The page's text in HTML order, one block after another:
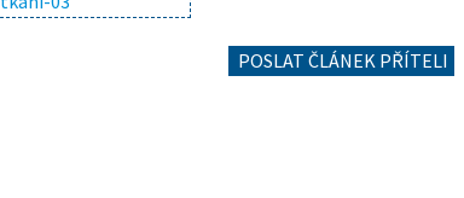
POSLAT ČLÁNEK PŘÍTELI